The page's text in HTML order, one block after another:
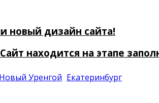
новый дизайн сайта!
находится на этапе
Новый Уренгой Екатеринбург